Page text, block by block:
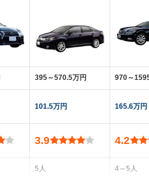
395～570.5万円
101.5万円
3.9
5人
970～
165.6万円
4.2
4～5人